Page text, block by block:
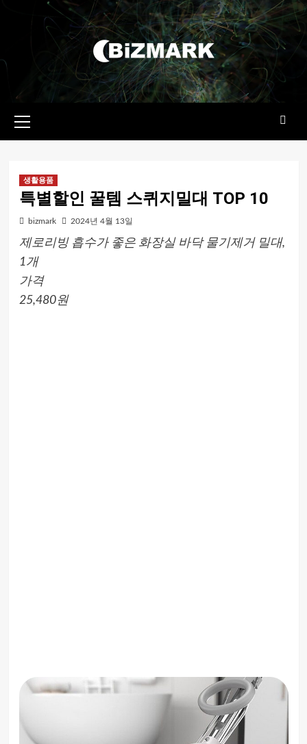
메뉴
생활용품
특별할인 꿀템 스퀴지밀대 TOP 10
bizmark 2024년 4월 13일
제로리빙 흡수가 좋은 화장실 바닥 물기제거 밀대,
1개
가격
25,480원